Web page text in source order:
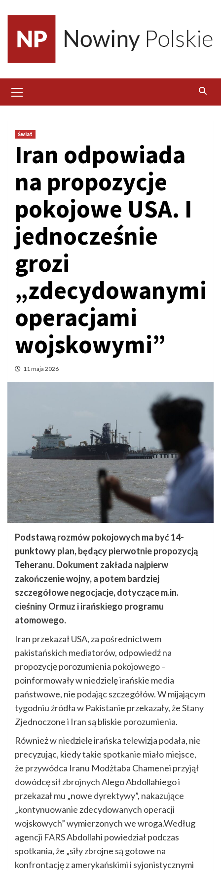
content
Menu
Świat
Iran odpowiada
na propozycje
pokojowe USA. I
jednocześnie
grozi
„zdecydowanymi
operacjami
wojskowymi”
11 maja 2026
Podstawą rozmów pokojowych ma być 14-
punktowy plan, będący pierwotnie propozycją
Teheranu. Dokument zakłada najpierw
zakończenie wojny, a potem bardziej
szczegółowe negocjacje, dotyczące m.in.
cieśniny Ormuz i irańskiego programu
atomowego.
Iran przekazał USA, za pośrednictwem
pakistańskich mediatorów, odpowiedź na
propozycję porozumienia pokojowego –
poinformowały w niedzielę irańskie media
państwowe, nie podając szczegółów. W mijającym
tygodniu źródła w Pakistanie przekazały, że Stany
Zjednoczone i Iran są bliskie porozumienia.
Również w niedzielę irańska telewizja podała, nie
precyzując, kiedy takie spotkanie miało miejsce,
że przywódca Iranu Modżtaba Chamenei przyjął
dowódcę sił zbrojnych Alego Abdollahiego i
przekazał mu „nowe dyrektywy”, nakazujące
„kontynuowanie zdecydowanych operacji
wojskowych” wymierzonych we wroga.Według
agencji FARS Abdollahi powiedział podczas
spotkania, że „siły zbrojne są gotowe na
konfrontację z amerykańskimi i syjonistycznymi